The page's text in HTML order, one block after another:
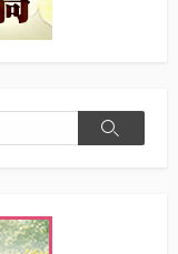
検